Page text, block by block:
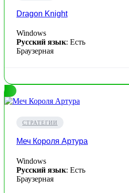
Dragon Knight
Windows
Русский язык: Есть
Браузерная
СТРАТЕГИИ
Меч Короля Артура
Windows
Русский язык: Есть
Браузерная